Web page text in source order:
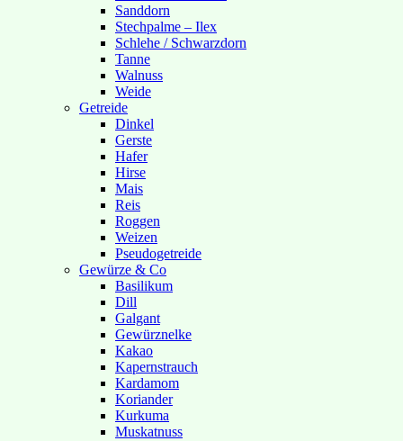
Sanddorn
Stechpalme – Ilex
Schlehe / Schwarzdorn
Tanne
Walnuss
Weide
Getreide
Dinkel
Gerste
Hafer
Hirse
Mais
Reis
Roggen
Weizen
Pseudogetreide
Gewürze & Co
Basilikum
Dill
Galgant
Gewürznelke
Kakao
Kapernstrauch
Kardamom
Koriander
Kurkuma
Muskatnuss